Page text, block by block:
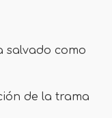
salvado como
de la trama